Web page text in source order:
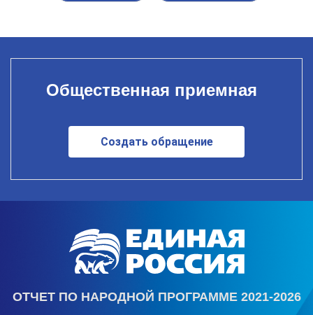
Общественная приемная
Создать обращение
ОТЧЕТ ПО НАРОДНОЙ ПРОГРАММЕ 2021-2026